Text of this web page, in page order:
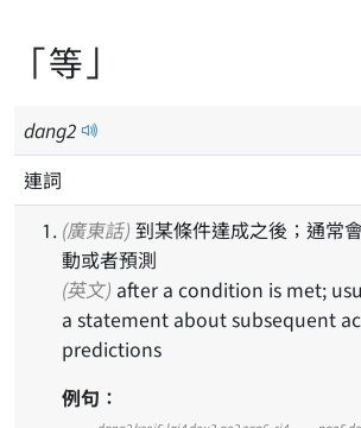
「等」
dang2
連詞
(廣東話)
動或者預測
(英文)
a statement about subsequent
predictions
例句：